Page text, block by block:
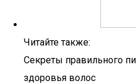
Читайте также:
Секреты правильного
здоровья волос